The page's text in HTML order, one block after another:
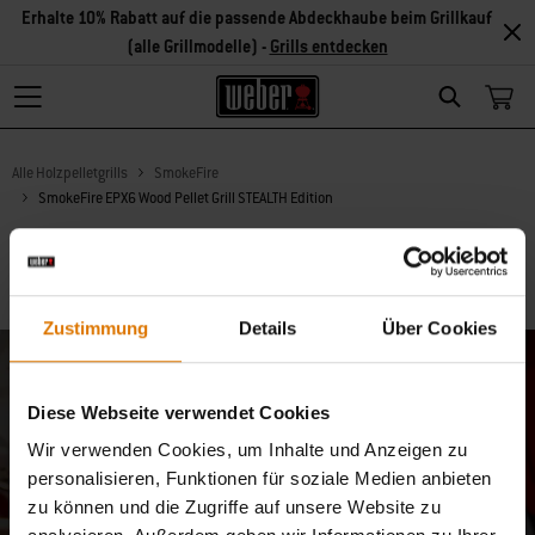
Zustimmung Details Über Cookies
Diese Webseite verwendet Cookies
Wir verwenden Cookies, um Inhalte und Anzeigen zu
personalisieren, Funktionen für soziale Medien anbieten
zu können und die Zugriffe auf unsere Website zu
Search
Erhalte 10% Rabatt auf die passende Abdeckhaube beim Grillkauf
(alle Grillmodelle) - Grills entdecken
Alle Holzpelletgrills
SmokeFire
SmokeFire EPX6 Wood Pellet Grill STEALTH Edition
Melde dich zu unserer
Community an: 10% Rabatt
nur für dich